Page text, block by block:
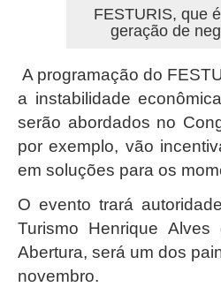
FESTURIS, que
geração de
A programação do
a instabilidade
serão abordados no
por exemplo, vão
em soluções para os
O evento trará
Turismo Henrique
Abertura, será um dos
novembro.